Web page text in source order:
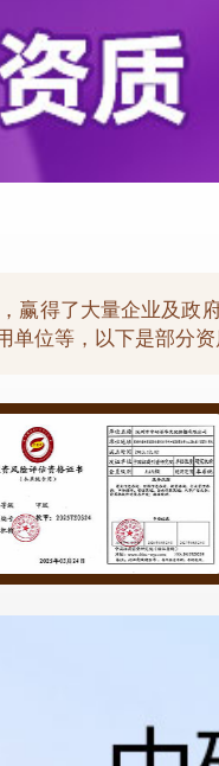
赢得了大量企业及
位等，以下是部分资